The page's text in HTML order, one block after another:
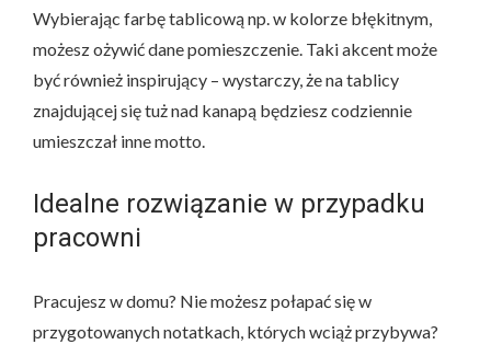
Wybierając farbę tablicową np. w kolorze błękitnym,
możesz ożywić dane pomieszczenie. Taki akcent może
być również inspirujący – wystarczy, że na tablicy
znajdującej się tuż nad kanapą będziesz codziennie
umieszczał inne motto.
Idealne rozwiązanie w przypadku
pracowni
Pracujesz w domu? Nie możesz połapać się w
przygotowanych notatkach, których wciąż przybywa?